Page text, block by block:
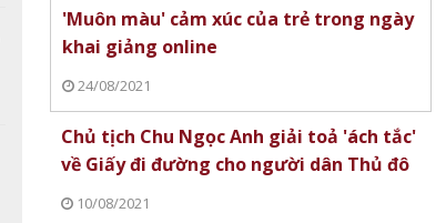
'Muôn màu' cảm xúc của trẻ trong ngày
khai giảng online
24/08/2021
Chủ tịch Chu Ngọc Anh giải toả 'ách tắc'
về Giấy đi đường cho người dân Thủ đô
10/08/2021